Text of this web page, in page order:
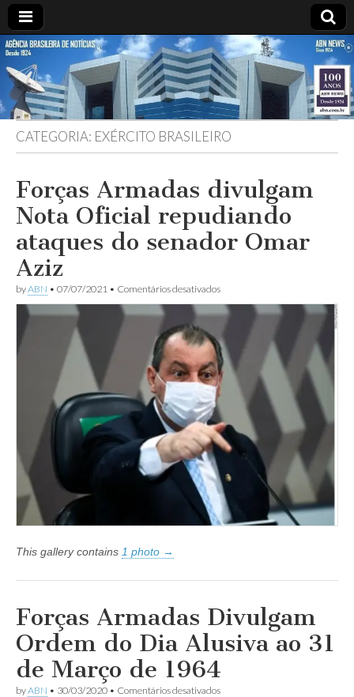
ABN
AGÊNCIA
BRASILEIRA
DE
NOTÍCIAS
DESDE
1924
CATEGORIA: EXÉRCITO BRASILEIRO
Forças Armadas divulgam
Nota Oficial repudiando
ataques do senador Omar
Aziz
byABN • 07/07/2021 • Comentários desativadosem
Armadas
Nota
Oficial
repudiando
ataques
do
senador
Omar
Aziz
This gallery contains 1 photo →
Forças Armadas Divulgam
Ordem do Dia Alusiva ao 31
de Março de 1964
byABN • 30/03/2020 • Comentários desativadosem